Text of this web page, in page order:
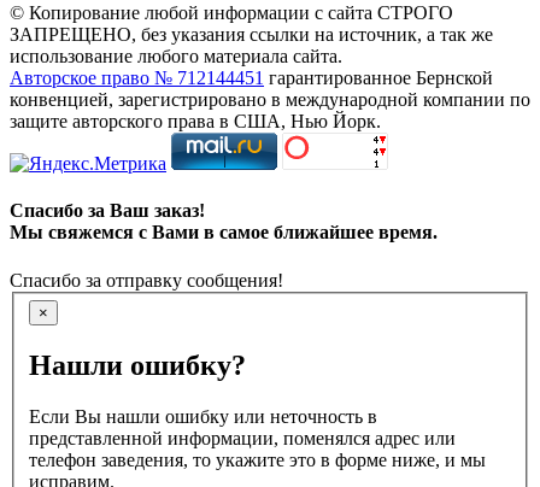
© Копирование любой информации с сайта СТРОГО
ЗАПРЕЩЕНО, без указания ссылки на источник, а так же
использование любого материала сайта.
Авторское право № 712144451 гарантированное Бернской
конвенцией, зарегистрировано в международной компании по
защите авторского права в США, Нью Йорк.
Спасибо за Ваш заказ!
Мы свяжемся с Вами в самое ближайшее время.
Спасибо за отправку сообщения!
×
Нашли ошибку?
Если Вы нашли ошибку или неточность в
представленной информации, поменялся адрес или
телефон заведения, то укажите это в форме ниже, и мы
исправим.